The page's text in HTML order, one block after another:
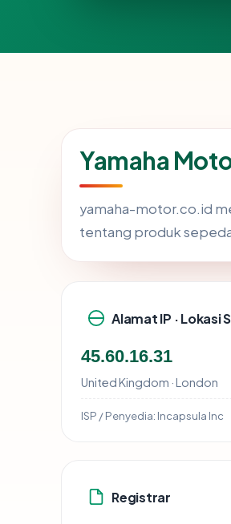
Yamaha
yamaha-motor.co.id
tentang produk
Alamat IP · Lokasi
45.60.16.31
United Kingdom · London
ISP / Penyedia: Incapsula Inc
Registrar